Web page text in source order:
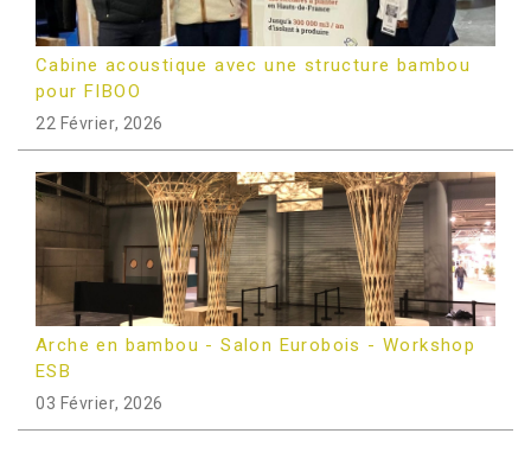
Cabine acoustique avec une structure bambou
pour FIBOO
22 Février, 2026
Arche en bambou - Salon Eurobois - Workshop
ESB
03 Février, 2026